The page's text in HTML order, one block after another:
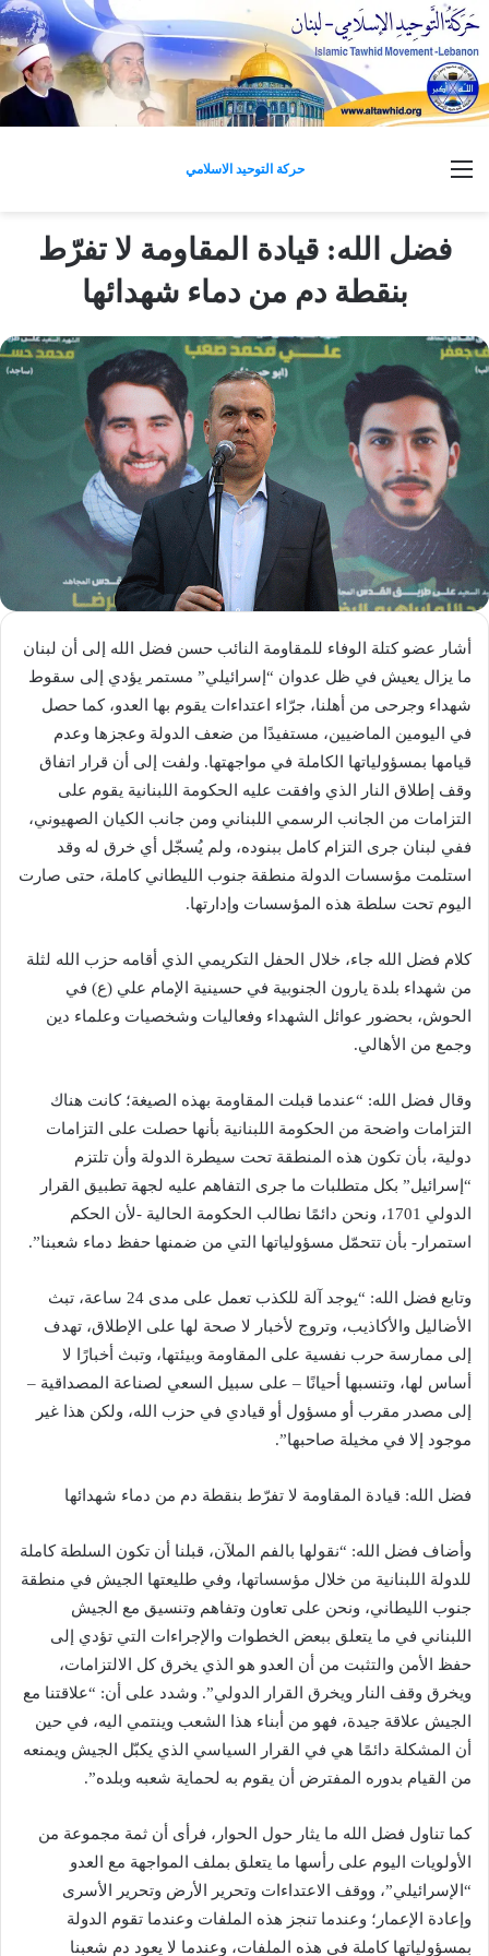
حركة التوحيد الاسلامي
فضل الله: قيادة المقاومة لا تفرّط
بنقطة دم من دماء شهدائها
أشار عضو كتلة الوفاء للمقاومة النائب حسن فضل الله إلى أن لبنان
ما يزال يعيش في ظل عدوان “إسرائيلي” ‏مستمر يؤدي إلى سقوط
شهداء وجرحى من أهلنا، جرّاء اعتداءات يقوم بها العدو، كما حصل
في اليومين ‏الماضيين، مستفيدًا من ضعف الدولة وعجزها وعدم
قيامها بمسؤولياتها الكاملة في مواجهتها. ولفت إلى أن قرار ‏اتفاق
وقف إطلاق النار الذي وافقت عليه الحكومة اللبنانية يقوم على
التزامات من الجانب الرسمي اللبناني ‏ومن جانب الكيان الصهيوني،
ففي لبنان جرى التزام كامل ببنوده، ولم يُسجّل أي خرق له وقد
استلمت ‏مؤسسات الدولة منطقة جنوب الليطاني كاملة، حتى صارت
اليوم تحت سلطة هذه المؤسسات وإدارتها.‏
كلام فضل الله جاء، خلال الحفل التكريمي الذي أقامه حزب الله لثلة
من شهداء بلدة يارون ‏الجنوبية في حسينية الإمام علي (ع) في
الحوش، بحضور عوائل الشهداء وفعاليات وشخصيات وعلماء دين
‏وجمع من الأهالي.‏
وقال فضل الله: “عندما قبلت المقاومة بهذه الصيغة؛ كانت هناك
التزامات واضحة من الحكومة اللبنانية ‏بأنها حصلت على التزامات
دولية، بأن تكون هذه المنطقة تحت سيطرة الدولة وأن تلتزم
“إسرائيل” بكل متطلبات ‏ما جرى التفاهم عليه لجهة تطبيق القرار
الدولي 1701، ونحن دائمًا نطالب الحكومة الحالية -لأن الحكم
‏استمرار- بأن تتحمّل مسؤولياتها التي من ضمنها حفظ دماء شعبنا”.‏
وتابع فضل الله: “يوجد آلة للكذب تعمل على مدى 24 ساعة، تبث
الأضاليل والأكاذيب، وتروج لأخبار لا ‏صحة لها على الإطلاق، تهدف
إلى ممارسة حرب نفسية على المقاومة وبيئتها، وتبث أخبارًا لا
أساس لها، ‏وتنسبها أحيانًا – على سبيل السعي لصناعة المصداقية –
إلى مصدر مقرب أو مسؤول أو قيادي في حزب الله، ولكن هذا غير
موجود إلا في مخيلة صاحبها”.‏
فضل الله: قيادة المقاومة لا تفرّط بنقطة دم من دماء شهدائها
وأضاف فضل الله: “نقولها بالفم الملآن، قبلنا أن تكون السلطة كاملة
للدولة اللبنانية من خلال مؤسساتها، ‏وفي طليعتها الجيش في منطقة
جنوب الليطاني، ونحن على تعاون وتفاهم وتنسيق مع الجيش
اللبناني في ما ‏يتعلق ببعض الخطوات والإجراءات التي تؤدي إلى
حفظ الأمن والتثبت من أن العدو هو الذي يخرق كل ‏الالتزامات،
ويخرق وقف النار ويخرق القرار الدولي”. وشدد على أن: “علاقتنا مع
الجيش علاقة جيدة، فهو من ‏أبناء هذا الشعب وينتمي اليه، في حين
أن المشكلة دائمًا هي في القرار السياسي الذي يكبّل الجيش ويمنعه
من ‏القيام بدوره المفترض أن يقوم به لحماية شعبه وبلده”.‏
كما تناول فضل الله ما يثار حول الحوار، فرأى أن ثمة مجموعة من
الأولويات اليوم على رأسها ما ‏يتعلق بملف المواجهة مع العدو
“الإسرائيلي”، ووقف الاعتداءات وتحرير الأرض وتحرير الأسرى
وإعادة ‏الإعمار؛ وعندما تنجز هذه الملفات وعندما تقوم الدولة
بمسؤولياتها كاملة في هذه الملفات، وعندما لا يعود دم ‏شعبنا